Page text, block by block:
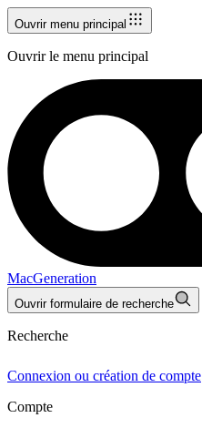
Ouvrir menu principal
Ouvrir le menu principal
MacGeneration
Ouvrir formulaire de recherche
Recherche
Connexion ou création de compte
Compte